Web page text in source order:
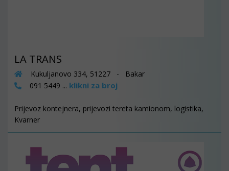
LA TRANS
Kukuljanovo 334, 51227 - Bakar
091 5449 ... klikni za broj
Prijevoz kontejnera, prijevozi tereta kamionom, logistika,
Kvarner